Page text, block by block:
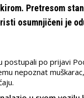
Pretresom
osumnjičeni je
postupali po prijavi
nepoznat